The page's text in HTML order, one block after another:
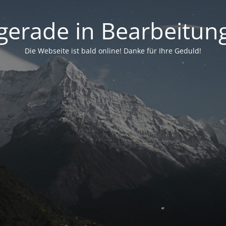
in
Die Webseite ist bald online! Danke für Ihre Geduld!